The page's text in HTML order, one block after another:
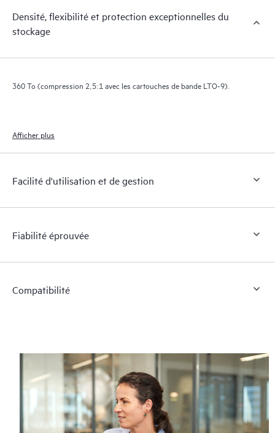
Densité, flexibilité et protection exceptionnelles du
stockage
360 To (compression 2,5:1 avec les cartouches de bande LTO-9).
Afficher plus
Facilité d'utilisation et de gestion
Fiabilité éprouvée
Compatibilité